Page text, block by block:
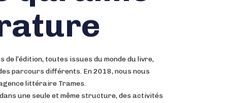
de l’édition, toutes issues du monde du livre,
parcours différents. En 2018, nous nous
littéraire Trames.
une seule et même structure, des activités